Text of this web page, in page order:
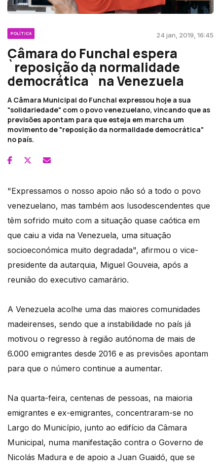
POLÍTICA 24 jan, 2019, 16:45
Câmara do Funchal espera
`reposição da normalidade
democrática` na Venezuela
A Câmara Municipal do Funchal expressou hoje a sua
"solidariedade" com o povo venezuelano, vincando que as
previsões apontam para que esteja em marcha um
movimento de "reposição da normalidade democrática"
no país.
"Expressamos o nosso apoio não só a todo o povo
venezuelano, mas também aos lusodescendentes que
têm sofrido muito com a situação quase caótica em
que caiu a vida na Venezuela, uma situação
socioeconómica muito degradada", afirmou o vice-
presidente da autarquia, Miguel Gouveia, após a
reunião do executivo camarário.
A Venezuela acolhe uma das maiores comunidades
madeirenses, sendo que a instabilidade no país já
motivou o regresso à região autónoma de mais de
6.000 emigrantes desde 2016 e as previsões apontam
para que o número continue a aumentar.
Na quarta-feira, centenas de pessoas, na maioria
emigrantes e ex-emigrantes, concentraram-se no
Largo do Município, junto ao edifício da Câmara
Municipal, numa manifestação contra o Governo de
Nicolás Madura e de apoio a Juan Guaidó, que se